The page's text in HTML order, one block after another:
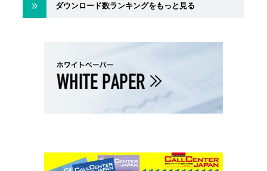
ダウンロード数ランキングをもっと見る